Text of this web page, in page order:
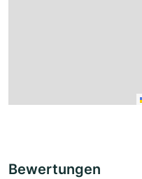
Bewertungen